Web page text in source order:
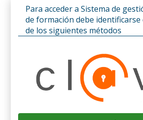
Para acceder a Sistema de
de formación debe
de los siguientes métodos